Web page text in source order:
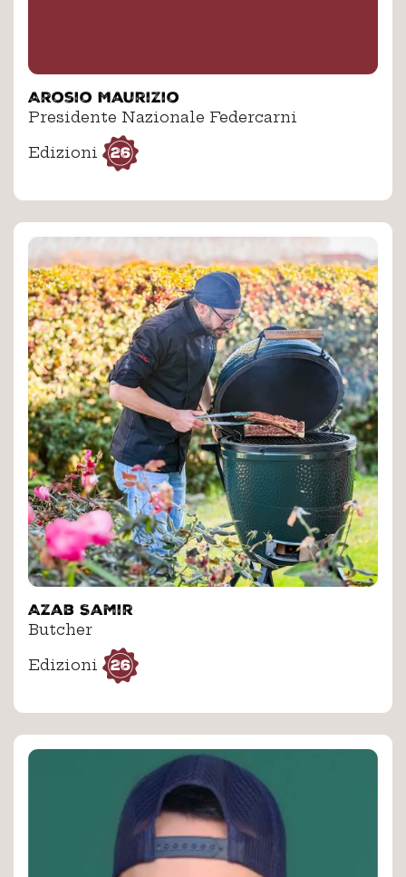
Arosio Maurizio
Presidente Nazionale Federcarni
Edizioni
26
Azab Samir
Butcher
Edizioni
26